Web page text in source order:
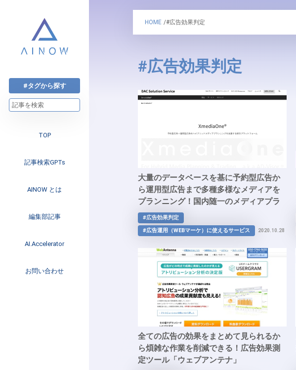
#タグから探す
TOP
記事検索GPTs
AINOW とは
編集部記事
注目のニュース
インタビュー
Web3
AI.Accelerator
AI.Accelerator記事
お問い合わせ
HOME /#広告効果判定
#広告効果判定
大量のデータベースを基に予約型広告か
ら運用型広告まで多種多様なメディアを
プランニング！国内随一のメディアプラ
ンニングシステム「XmediaOne」
#広告効果判定
#広告運用（WEBマーケ）に使えるサービス
2020.10.28
全ての広告の効果をまとめて見られるか
ら煩雑な作業を削減できる！広告効果測
定ツール「ウェブアンテナ」